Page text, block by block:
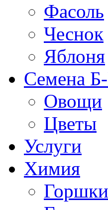
Фасоль
Чеснок
Яблоня
Семена
Овощи
Цветы
Услуги
Химия